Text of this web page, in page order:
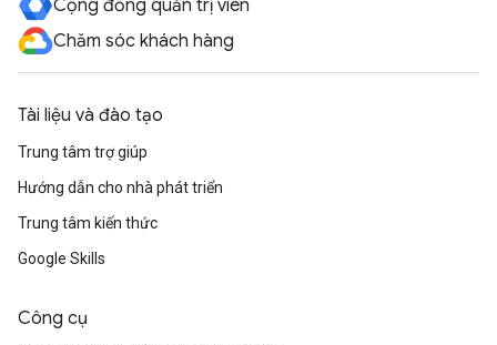
Cộng đồng quản trị viên
Chăm sóc khách hàng
Tài liệu và đào tạo
Trung tâm trợ giúp
Hướng dẫn cho nhà phát triển
Trung tâm kiến thức
Google Skills
Công cụ